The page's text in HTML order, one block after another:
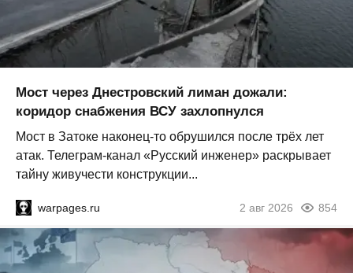
Мост через Днестровский лиман дожали:
коридор снабжения ВСУ захлопнулся
Мост в Затоке наконец-то обрушился после трёх лет
атак. Телеграм-канал «Русский инженер» раскрывает
тайну живучести конструкции...
warpages.ru 2 авг 2026 854